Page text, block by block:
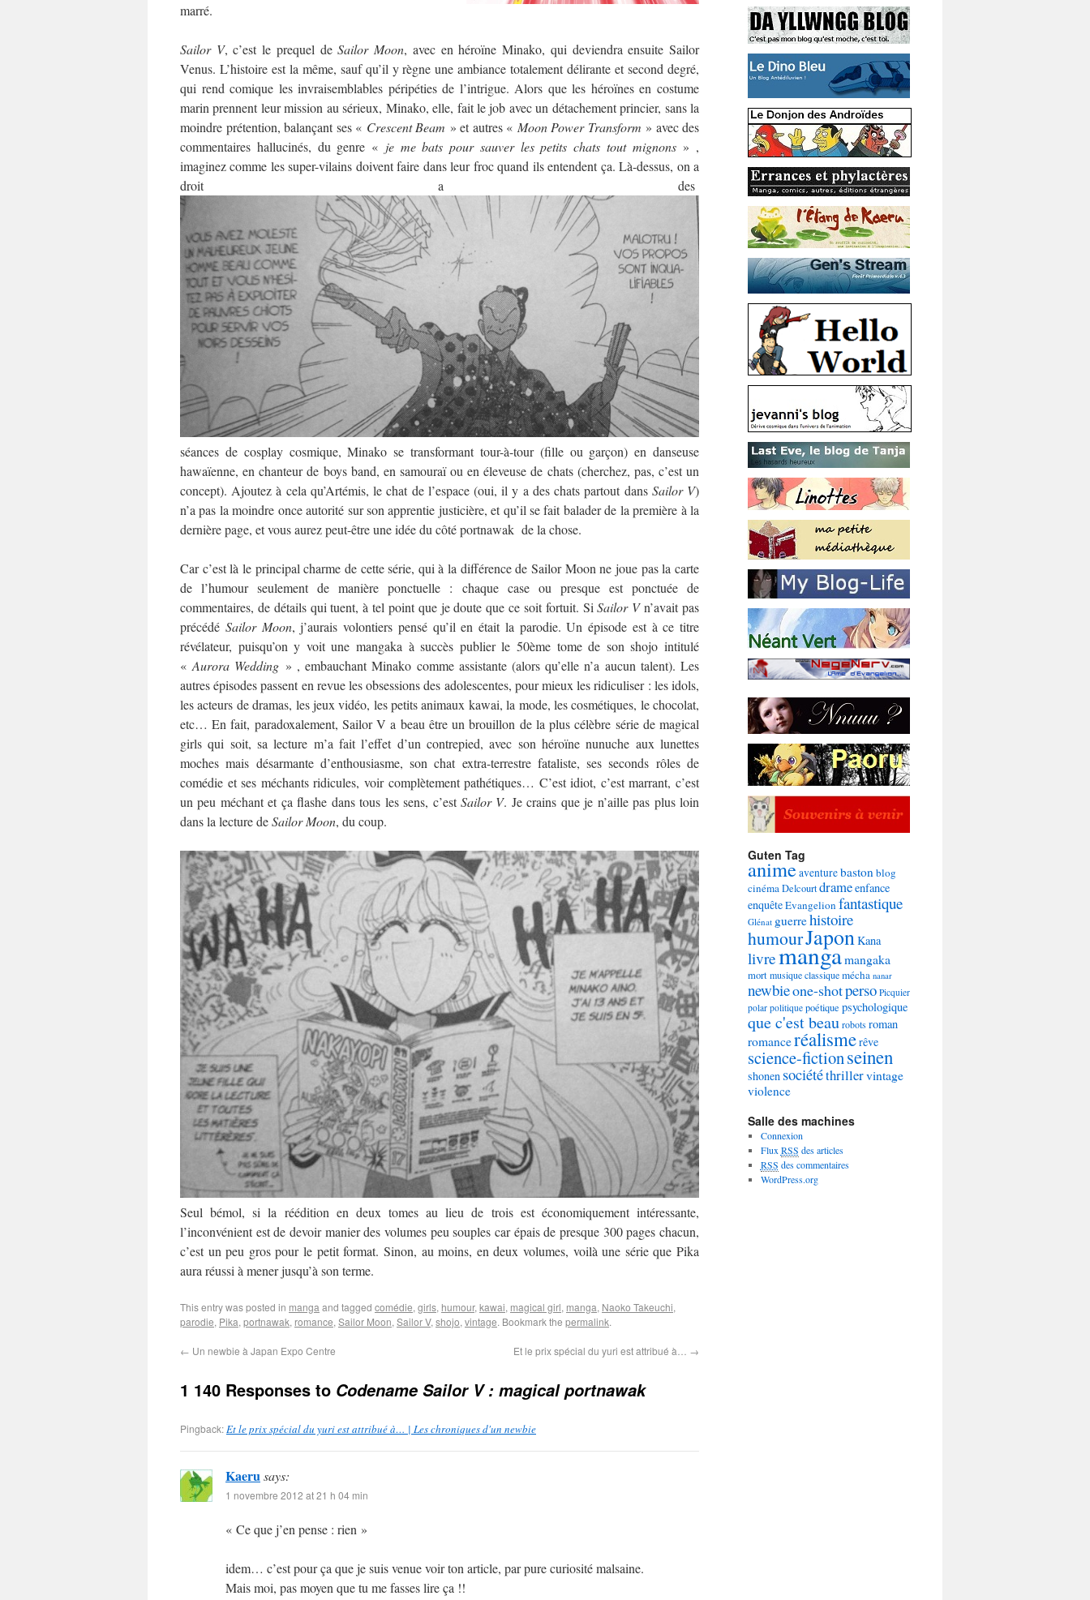
marré.
Sailor V, c’est le prequel deSailor Moon, avec en héroïne Minako, qui deviendra ensuite Sailor
Venus. L’histoire est la même, sauf qu’il y règne une ambiance totalement délirante et second degré,
qui rend comique les invraisemblables péripéties de l’intrigue. Alors que les héroïnes en costume
marin prennent leur mission au sérieux, Minako, elle, fait le job avec un détachement princier, sans la
moindre prétention, balançant ses « Crescent Beam » et autres « Moon Power Transform » avec des
commentaires hallucinés, du genre « je me bats pour sauver les petits chats tout mignons» ,
imaginez comme les super-vilains doivent faire dans leur froc quand ils entendent ça. Là-dessus, on a
droit a des
séances de cosplay cosmique, Minako se transformant tour-à-tour (fille ou garçon) en danseuse
hawaïenne, en chanteur de boys band, en samouraï ou en éleveuse de chats (cherchez, pas, c’est un
concept). Ajoutez à cela qu’Artémis, le chat de l’espace (oui, il y a des chats partout dans Sailor V)
n’a pas la moindre once autorité sur son apprentie justicière, et qu’il se fait balader de la première à la
dernière page, et vous aurez peut-être une idée du côté portnawak de la chose.
Car c’est là le principal charme de cette série, qui à la différence de Sailor Moon ne joue pas la carte
de l’humour seulement de manière ponctuelle : chaque case ou presque est ponctuée de
commentaires, de détails qui tuent, à tel point que je doute que ce soit fortuit. SiSailor Vn’avait pas
précédé Sailor Moon, j’aurais volontiers pensé qu’il en était la parodie. Un épisode est à ce titre
révélateur, puisqu’on y voit une mangaka à succès publier le 50ème tome de son shojo intitulé
«Aurora Wedding » , embauchant Minako comme assistante (alors qu’elle n’a aucun talent). Les
autres épisodes passent en revue les obsessions des adolescentes, pour mieux les ridiculiser : les idols,
les acteurs de dramas, les jeux vidéo, les petits animaux kawai, la mode, les cosmétiques, le chocolat,
etc… En fait, paradoxalement, Sailor V a beau être un brouillon de la plus célèbre série de magical
girls qui soit, sa lecture m’a fait l’effet d’un contrepied, avec son héroïne nunuche aux lunettes
moches mais désarmante d’enthousiasme, son chat extra-terrestre fataliste, ses seconds rôles de
comédie et ses méchants ridicules, voir complètement pathétiques… C’est idiot, c’est marrant, c’est
un peu méchant et ça flashe dans tous les sens, c’estSailor V. Je crains que je n’aille pas plus loin
dans la lecture deSailor Moon, du coup.
Seul bémol, si la réédition en deux tomes au lieu de trois est économiquement intéressante,
l’inconvénient est de devoir manier des volumes peu souples car épais de presque 300 pages chacun,
c’est un peu gros pour le petit format. Sinon, au moins, en deux volumes, voilà une série que Pika
aura réussi à mener jusqu’à son terme.
This entry was posted in manga and tagged comédie, girls, humour, kawai, magical girl, manga, Naoko Takeuchi,
parodie, Pika, portnawak, romance, Sailor Moon, Sailor V, shojo, vintage. Bookmark the permalink.
← Un newbie à Japan Expo Centre Et le prix spécial du yuri est attribué à… →
1 140 Responses to Codename Sailor V : magical portnawak
Pingback:Et le prix spécial du yuri est attribué à… | Les chroniques d'un newbie
Kaerusays:
1 novembre 2012 at 21 h 04 min
« Ce que j’en pense : rien »
idem… c’est pour ça que je suis venue voir ton article, par pure curiosité malsaine.
Mais moi, pas moyen que tu me fasses lire ça !!
Guten Tag
animeaventurebaston blog
cinémaDelcourtdrameenfance
enquêteEvangelion fantastique
Glénat guerrehistoire
humourJapon Kana
livremangamangaka
mortmusique classiquemécha nanar
newbieone-shotperso Picquier
polar politique poétique psychologique
que c'est beaurobotsroman
romanceréalismerêve
science-fictionseinen
shonen sociététhrillervintage
violence
Salle des machines
Connexion
Flux RSS des articles
RSS des commentaires
WordPress.org